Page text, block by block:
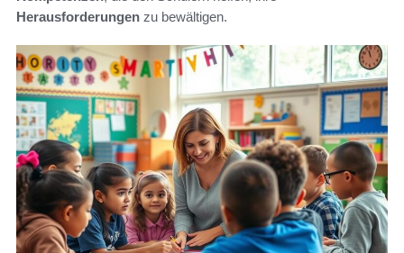
Herausforderungen zu bewältigen.